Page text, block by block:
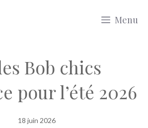
Menu
Bob chics
pour l’été 2026
18 juin 2026